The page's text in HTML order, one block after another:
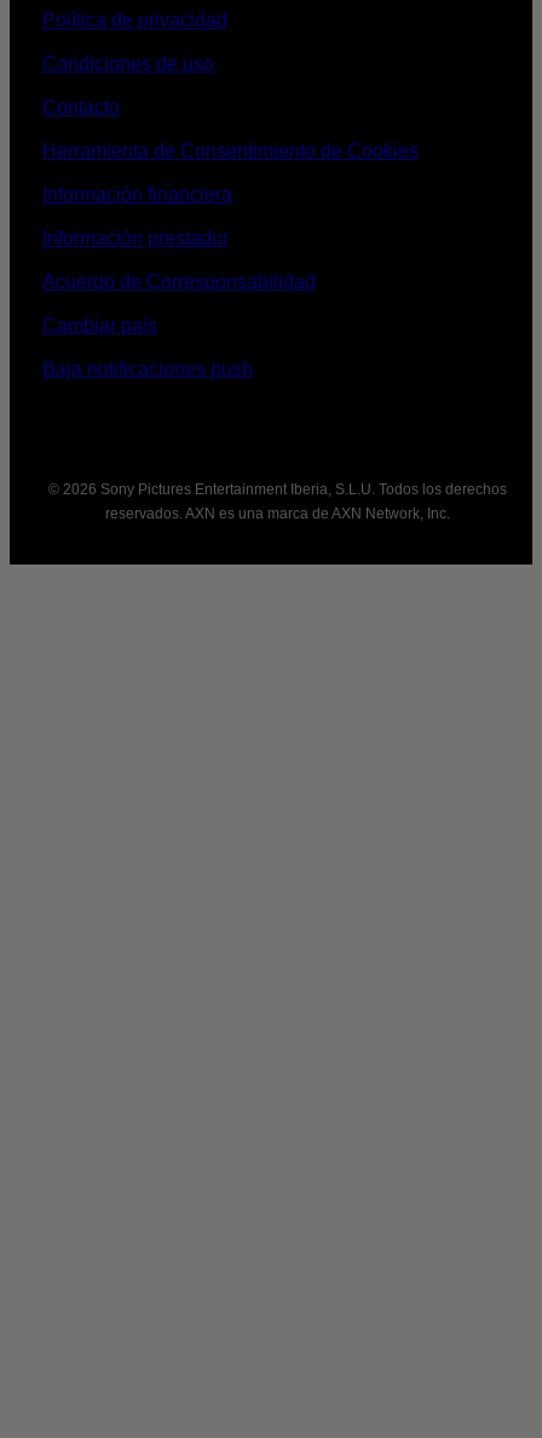
Política de privacidad
Condiciones de uso
Contacto
Herramienta de Consentimiento de Cookies
Información financiera
Información prestador
Acuerdo de Corresponsabilidad
Cambiar país
Baja notificaciones push
© 2026 Sony Pictures Entertainment Iberia, S.L.U. Todos los derechos
reservados. AXN es una marca de AXN Network, Inc.